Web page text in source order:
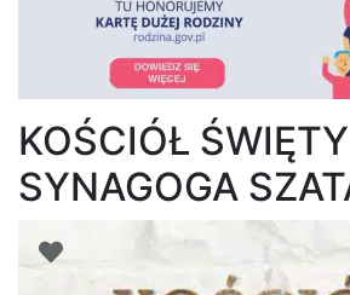
KOŚCIÓŁ
SYNAGOGA